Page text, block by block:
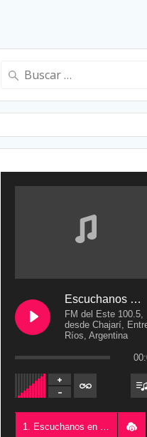
Buscar:
Escuchanos en Vivo
FM del Este 100.5,
desde Chajarí,
Ríos, Argentina
1. Escuchanos en Vivo - FM del Este 100.5, desde Chajarí, Entre Ríos, Argentina